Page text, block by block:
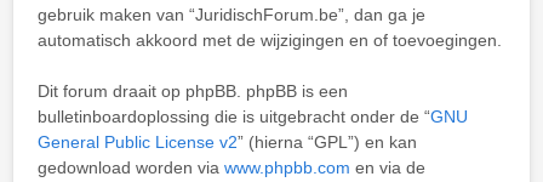
gebruik maken van “JuridischForum.be”, dan ga je
automatisch akkoord met de wijzigingen en of toevoegingen.
Dit forum draait op phpBB. phpBB is een
bulletinboardoplossing die is uitgebracht onder de “GNU
General Public License v2” (hierna “GPL”) en kan
gedownload worden via www.phpbb.com en via de